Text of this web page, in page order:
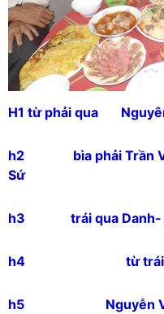
H1 từ phải qua
h2 bìa phải Trần
Sứ
h3 trái qua Danh-
h4 từ trái qua
h5 Nguyễn V